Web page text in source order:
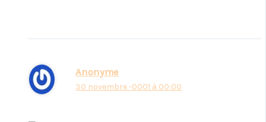
Anonyme
30 novembre -0001 à 00:00